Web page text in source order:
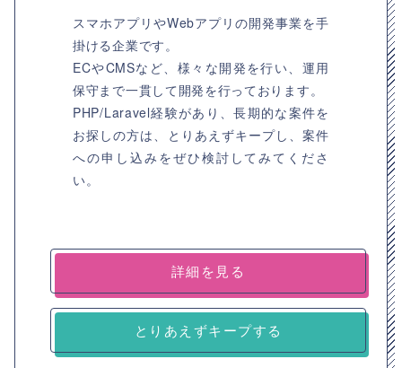
スマホアプリやWebアプリの開発事業を手
掛ける企業です。
ECやCMSなど、様々な開発を行い、運用
保守まで一貫して開発を行っております。
PHP/Laravel経験があり、長期的な案件を
お探しの方は、とりあえずキープし、案件
への申し込みをぜひ検討してみてくださ
い。
詳細を見る
とりあえずキープする